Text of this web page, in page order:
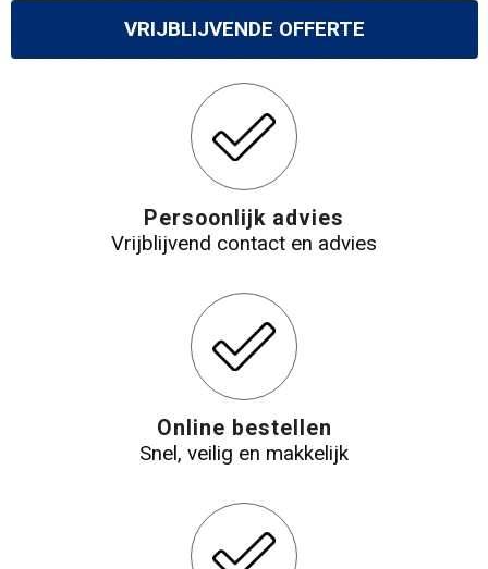
VRIJBLIJVENDE OFFERTE
Persoonlijk advies
Vrijblijvend contact en advies
Online bestellen
Snel, veilig en makkelijk